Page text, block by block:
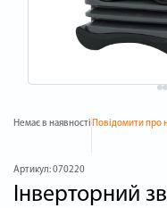
Немає в наявності Повідомити про
Артикул:070220
Інверторний